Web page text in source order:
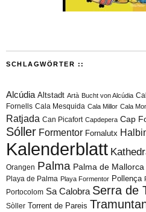
SCHLAGWÖRTER ::
Alcúdia Altstadt Artà Bucht von Alcúdia
Fornells Cala Mesquida Cala Millor Cala
Ratjada Can Picafort Capdepera Cap
Sóller Formentor Fornalutx
Kalenderblatt
Orangen Palma Palma de Mallorca
Playa de Palma Playa Formentor Pollença
Portocolom Sa Calobra Serra de
Sòller Torrent de Pareis